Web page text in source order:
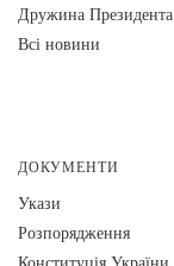
Дружина Президента
Всі новини
ДОКУМЕНТИ
Укази
Розпорядження